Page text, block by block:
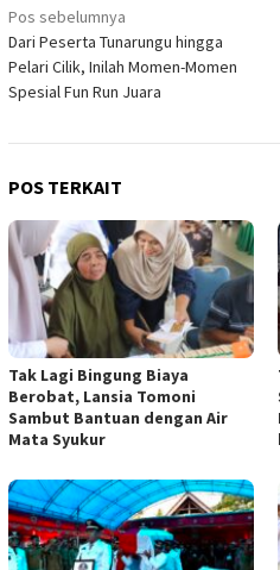
Navigasi
pos
Pos sebelumnya
Dari Peserta Tunarungu hingga
Pelari Cilik, Inilah Momen-Momen
Spesial Fun Run Juara
POS TERKAIT
Tak Lagi Bingung Biaya
Berobat, Lansia Tomoni
Sambut Bantuan dengan Air
Mata Syukur